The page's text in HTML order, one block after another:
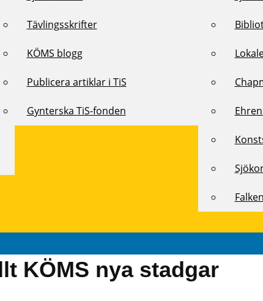
Tävlingsskrifter
KÖMS blogg
Publicera artiklar i TiS
Gynterska TiS-fonden
KÖMS nya stadgar